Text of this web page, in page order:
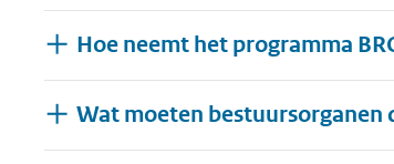
Hoe neemt het programma
Wat moeten bestuursorganen